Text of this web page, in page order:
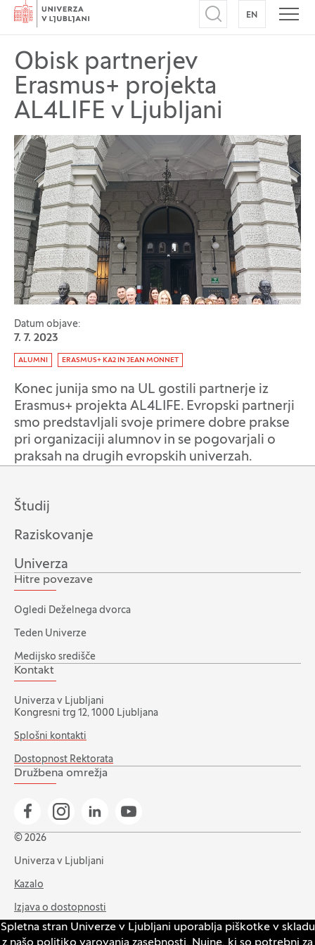
Spletna stran Univerze v Ljubljani uporablja piškotke v skladu
Domov
Odpri iskalnik
EN NA
Obisk partnerjev
Erasmus+ projekta
AL4LIFE v Ljubljani
Datum objave:
7. 7. 2023
Oznaka:
ALUMNI ERASMUS+ KA2 IN JEAN MONNET
Konec junija smo na UL gostili partnerje iz
Erasmus+ projekta AL4LIFE. Evropski partnerji
smo predstavljali svoje primere dobre prakse
pri organizaciji alumnov in se pogovarjali o
praksah na drugih evropskih univerzah.
Študij
Raziskovanje
Univerza
Hitre povezave
Ogledi Deželnega dvorca
Teden Univerze
Medijsko središče
Kontakt
Univerza v Ljubljani
Kongresni trg 12, 1000 Ljubljana
Splošni kontakti
Dostopnost Rektorata
Družbena omrežja
Pojdi na našo Facebook stran
Pojdi na našo Instagram stran
Pojdi na Linkedin stran
Pojdi na YouTube stran
© 2026
Univerza v Ljubljani
Kazalo
Izjava o dostopnosti
Varstvo zasebnosti in piškotkov